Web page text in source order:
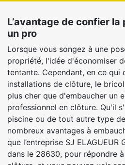
L’avantage de confier
un pro
Lorsque vous songez à une
propriété, l'idée d'économiser
tentante. Cependant, en ce qui
installations de clôture, le
plus cher que d'embaucher un
professionnel en clôture. Qu'il
piscine ou de tout autre type
nombreux avantages à
que l’entreprise SJ ELAGUEUR
dans le 28630, pour répondre